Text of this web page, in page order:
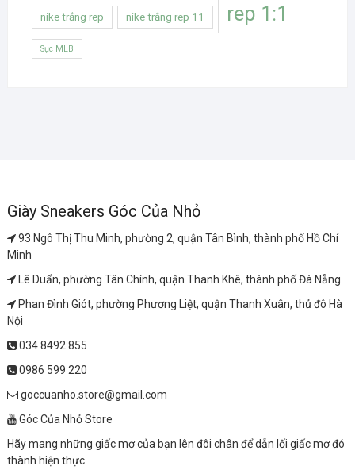
nike trắng rep nike trắng rep 11 rep 1:1
Sục MLB
Giày Sneakers Góc Của Nhỏ
93 Ngô Thị Thu Minh, phường 2, quận Tân Bình, thành phố Hồ Chí
Minh
Lê Duẩn, phường Tân Chính, quận Thanh Khê, thành phố Đà Nẵng
Phan Đình Giót, phường Phương Liệt, quận Thanh Xuân, thủ đô Hà
Nội
034 8492 855
0986 599 220
goccuanho.store@gmail.com
Góc Của Nhỏ Store
Hãy mang những giấc mơ của bạn lên đôi chân để dẫn lối giấc mơ đó
thành hiện thực